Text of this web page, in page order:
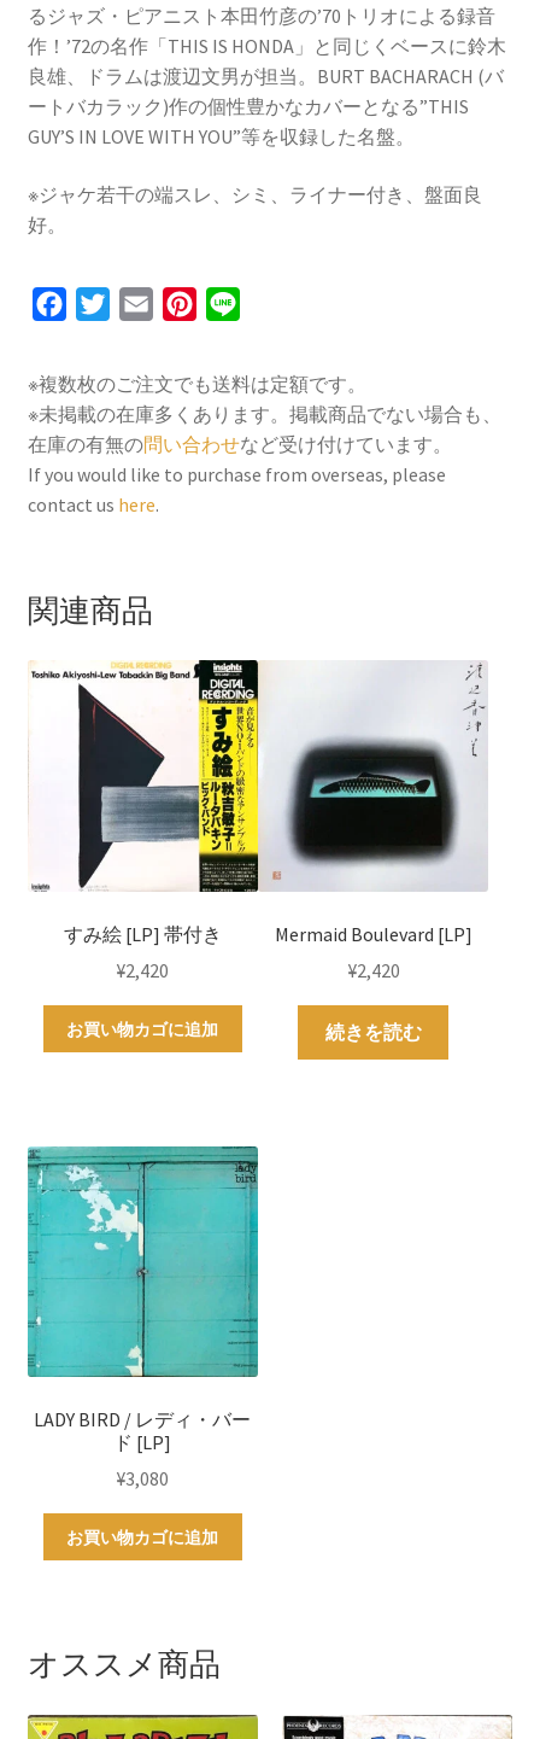
るジャズ・ピアニスト本田竹彦の’70トリオによる録音
作！’72の名作「THIS IS HONDA」と同じくベースに鈴木
良雄、ドラムは渡辺文男が担当。BURT BACHARACH (バ
ートバカラック)作の個性豊かなカバーとなる”THIS
GUY’S IN LOVE WITH YOU”等を収録した名盤。
※ジャケ若干の端スレ、シミ、ライナー付き、盤面良
好。
c
e
b
o
o
t
t
e
r
a
i
l
n
t
e
r
n
e
※複数枚のご注文でも送料は定額です。
※未掲載の在庫多くあります。掲載商品でない場合も、
在庫の有無の問い合わせなど受け付けています。
If you would like to purchase from overseas, please
contact us here.
関連商品
すみ絵 [LP] 帯付き
¥2,420
お買い物カゴに追加
Mermaid Boulevard [LP]
¥2,420
続きを読む
LADY BIRD / レディ・バー
ド [LP]
¥3,080
お買い物カゴに追加
オススメ商品